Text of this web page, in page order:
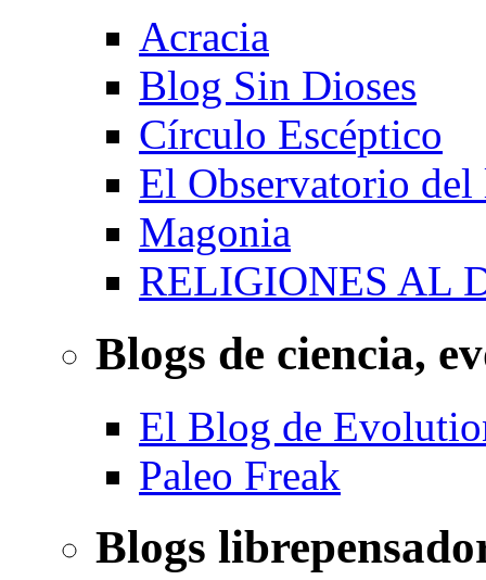
Acracia
Blog Sin Dioses
Círculo Escéptico
El Observatorio
Magonia
RELIGIONES AL
Blogs de ciencia,
El Blog de
Paleo Freak
Blogs